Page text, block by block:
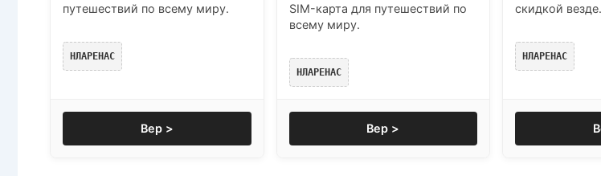
путешествий по всему миру.
НЛАРЕНАС
Вер >
SIM-карта для путешествий по
всему миру.
НЛАРЕНАС
Вер >
скидкой везде.
НЛАРЕНАС